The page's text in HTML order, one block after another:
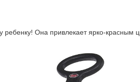
ребенку! Она привлекает ярко-